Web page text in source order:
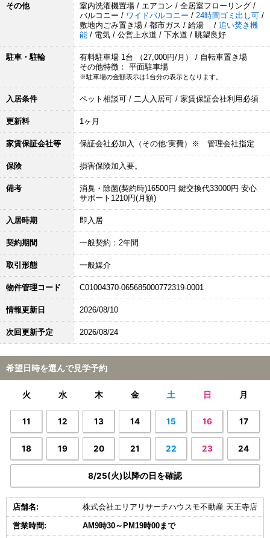
その他
室内洗濯機置場 / エアコン / 全居室フローリング /
バルコニー / ワイドバルコニー / 24時間ゴミ出し可 /
敷地内ごみ置き場 / 都市ガス / 給湯 / 追い焚き機
能 / 電気 / 公営上水道 / 下水道 / 眺望良好
駐車・駐輪
有料駐車場 1台 （27,000円/月） / 自転車置き場
その他特徴： 平面駐車場
※駐車場の金額表示は1台分の表示となります。
入居条件 ペット相談可 / 二人入居可 / 家賃保証会社利用必須
更新料 1ヶ月
家賃保証会社等 保証会社必加入（その他:実費）※ 管理会社指定
保険 損害保険加入要。
備考
消臭・除菌(契約時)16500円 鍵交換代33000円 安心
サポート1210円(月額)
入居時期 即入居
契約期間 一般契約：2年間
取引形態 一般媒介
物件管理コード C01004370-065685000772319-0001
情報更新日 2026/08/10
次回更新予定 2026/08/24
希望日時を選んで見学予約
火 水 木 金 土 日 月
11 12 13 14 15 16 17
18 19 20 21 22 23 24
8/25(火)以降の日を確認
店舗名: 株式会社エリアリサーチハウスモ不動産 天王寺店
営業時間: AM9時30～PM19時00まで